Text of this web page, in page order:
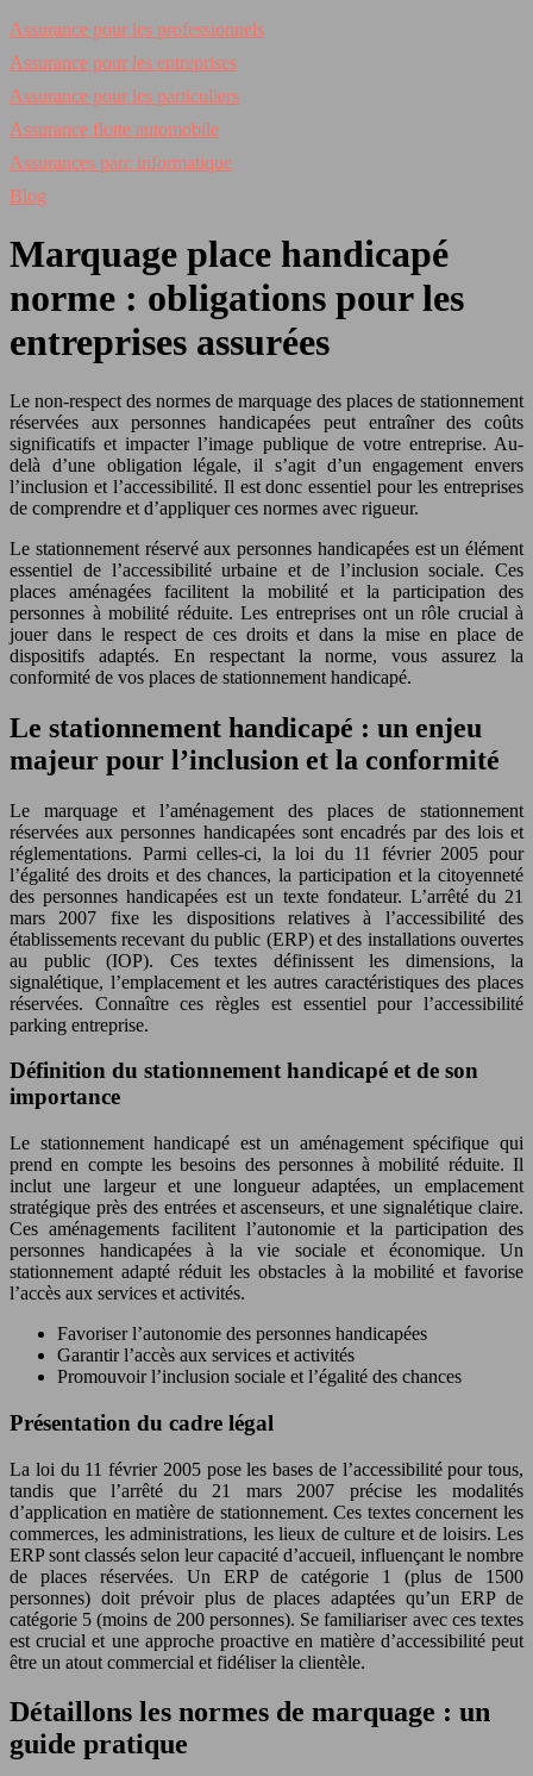
Assurance pour les professionnels
Assurance pour les entreprises
Assurance pour les particuliers
Assurance flotte automobile
Assurances parc informatique
Blog
Marquage place handicapé
norme : obligations pour les
entreprises assurées
Le non-respect des normes de marquage des places de stationnement
réservées aux personnes handicapées peut entraîner des coûts
significatifs et impacter l’image publique de votre entreprise. Au-
delà d’une obligation légale, il s’agit d’un engagement envers
l’inclusion et l’accessibilité. Il est donc essentiel pour les entreprises
de comprendre et d’appliquer ces normes avec rigueur.
Le stationnement réservé aux personnes handicapées est un élément
essentiel de l’accessibilité urbaine et de l’inclusion sociale. Ces
places aménagées facilitent la mobilité et la participation des
personnes à mobilité réduite. Les entreprises ont un rôle crucial à
jouer dans le respect de ces droits et dans la mise en place de
dispositifs adaptés. En respectant la norme, vous assurez la
conformité de vos places de stationnement handicapé.
Le stationnement handicapé : un enjeu
majeur pour l’inclusion et la conformité
Le marquage et l’aménagement des places de stationnement
réservées aux personnes handicapées sont encadrés par des lois et
réglementations. Parmi celles-ci, la loi du 11 février 2005 pour
l’égalité des droits et des chances, la participation et la citoyenneté
des personnes handicapées est un texte fondateur. L’arrêté du 21
mars 2007 fixe les dispositions relatives à l’accessibilité des
établissements recevant du public (ERP) et des installations ouvertes
au public (IOP). Ces textes définissent les dimensions, la
signalétique, l’emplacement et les autres caractéristiques des places
réservées. Connaître ces règles est essentiel pour l’accessibilité
parking entreprise.
Définition du stationnement handicapé et de son
importance
Le stationnement handicapé est un aménagement spécifique qui
prend en compte les besoins des personnes à mobilité réduite. Il
inclut une largeur et une longueur adaptées, un emplacement
stratégique près des entrées et ascenseurs, et une signalétique claire.
Ces aménagements facilitent l’autonomie et la participation des
personnes handicapées à la vie sociale et économique. Un
stationnement adapté réduit les obstacles à la mobilité et favorise
l’accès aux services et activités.
Favoriser l’autonomie des personnes handicapées
Garantir l’accès aux services et activités
Promouvoir l’inclusion sociale et l’égalité des chances
Présentation du cadre légal
La loi du 11 février 2005 pose les bases de l’accessibilité pour tous,
tandis que l’arrêté du 21 mars 2007 précise les modalités
d’application en matière de stationnement. Ces textes concernent les
commerces, les administrations, les lieux de culture et de loisirs. Les
ERP sont classés selon leur capacité d’accueil, influençant le nombre
de places réservées. Un ERP de catégorie 1 (plus de 1500
personnes) doit prévoir plus de places adaptées qu’un ERP de
catégorie 5 (moins de 200 personnes). Se familiariser avec ces textes
est crucial et une approche proactive en matière d’accessibilité peut
être un atout commercial et fidéliser la clientèle.
Détaillons les normes de marquage : un
guide pratique